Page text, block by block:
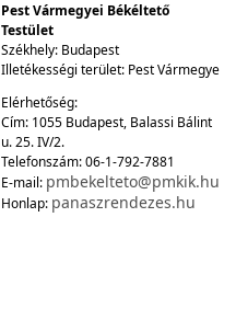
Pest Vármegyei Békéltető
Testület
Székhely: Budapest
Illetékességi terület: Pest Vármegye
Elérhetőség:
Cím: 1055 Budapest, Balassi Bálint
u. 25. IV/2.
Telefonszám: 06-1-792-7881
E-mail: pmbekelteto@pmkik.hu
Honlap: panaszrendezes.hu